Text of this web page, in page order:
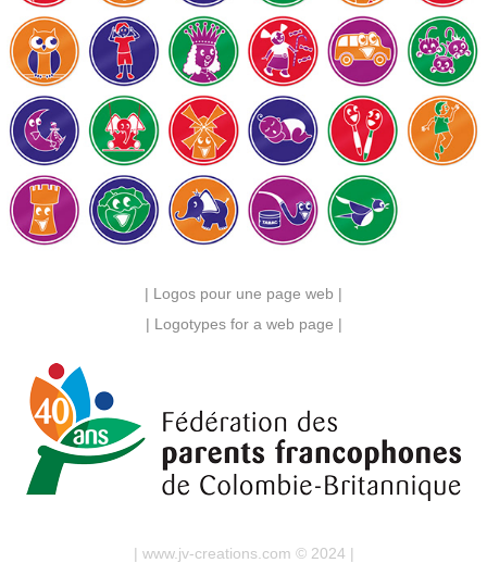
| Logos pour une page web |
| Logotypes for a web page |
| www.jv-creations.com © 2024 |